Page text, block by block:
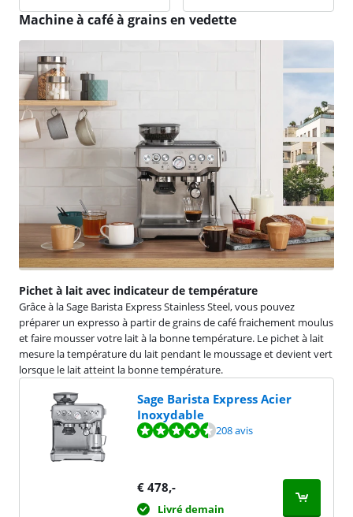
Machine à café à grains en vedette
Pichet à lait avec indicateur de température
Grâce à la Sage Barista Express Stainless Steel, vous pouvez
préparer un expresso à partir de grains de café fraichement moulus
et faire mousser votre lait à la bonne température. Le pichet à lait
mesure la température du lait pendant le moussage et devient vert
lorsque le lait atteint la bonne température.
Sage Barista Express Acier
Inoxydable
La note est de 8,6 sur 10, basée sur 208 avis. 208 avis
€ 478,-
Livré demain